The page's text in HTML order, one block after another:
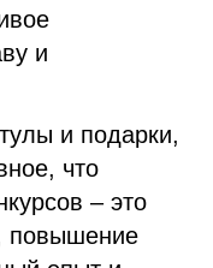
и
и подарки,
что
– это
повышение